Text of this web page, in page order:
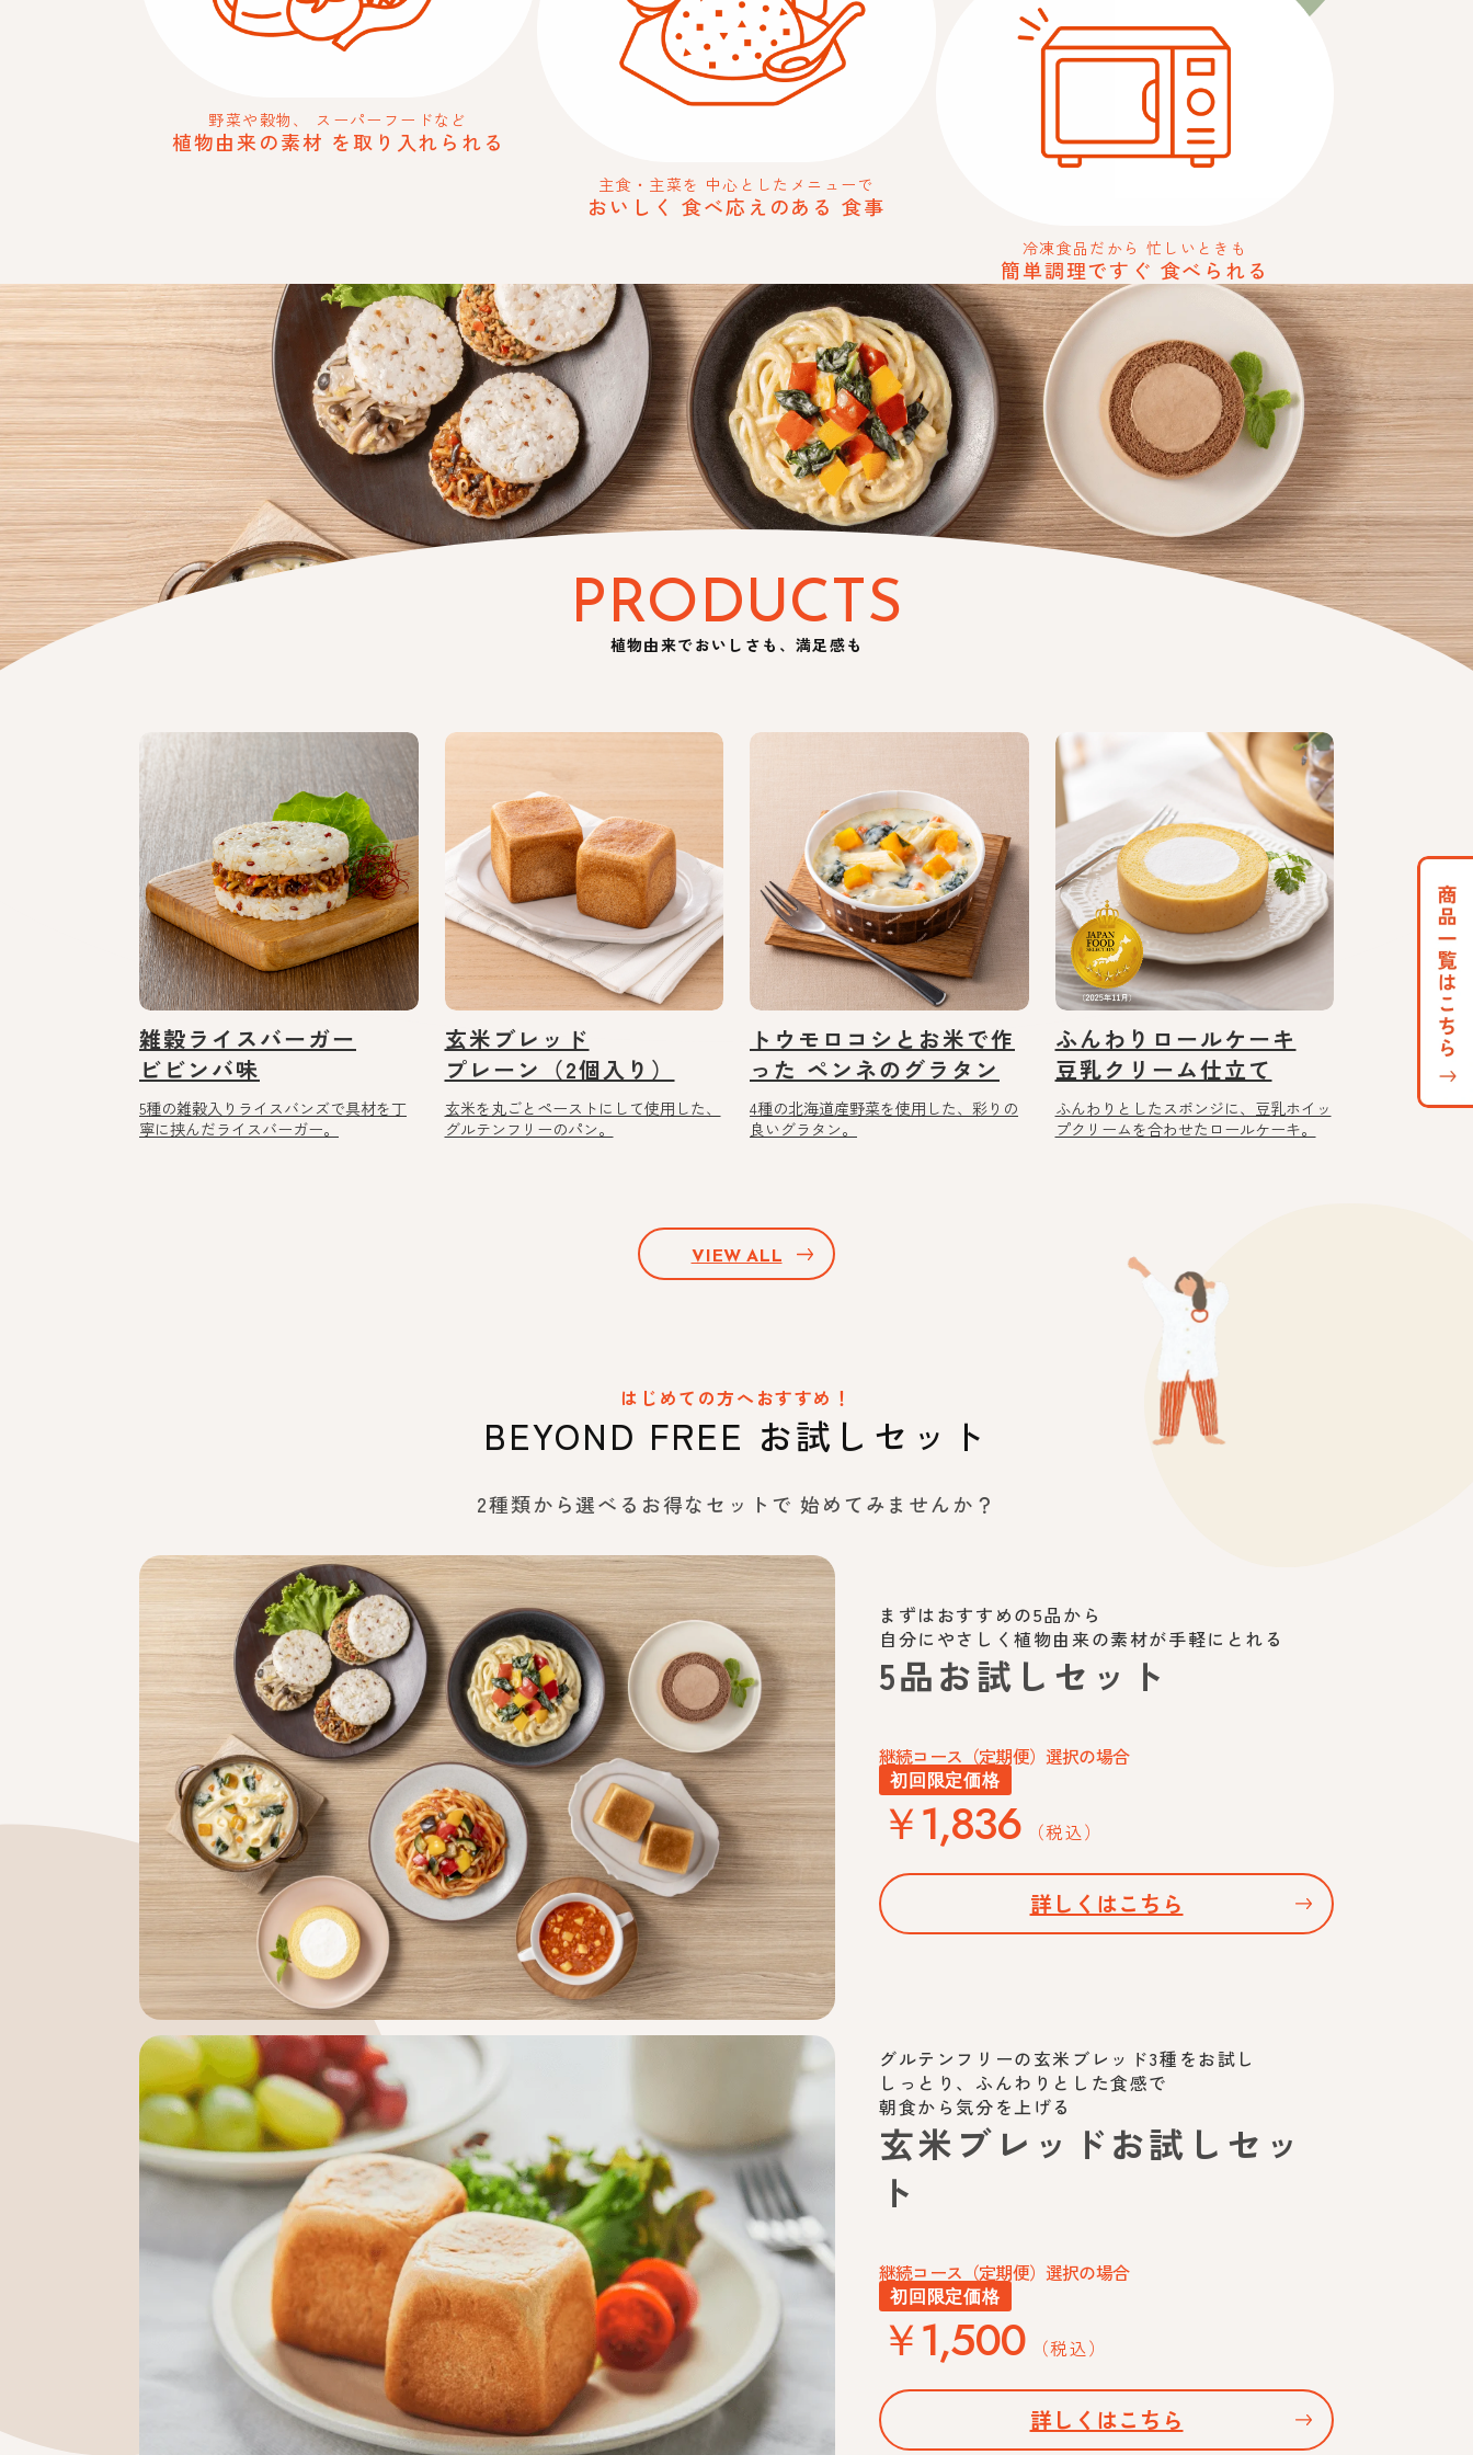
野菜や穀物、 スーパーフードなど
植物由来の素材 を取り入れられる
主食・主菜を 中心としたメニューで
おいしく 食べ応えのある 食事
冷凍食品だから 忙しいときも
簡単調理ですぐ 食べられる
PRODUCTS
植物由来でおいしさも、満足感も
雑穀ライスバーガー
ビビンバ味
5種の雑穀入りライスバンズで具材を丁
寧に挟んだライスバーガー。
玄米ブレッド
プレーン（2個入り）
玄米を丸ごとペーストにして使用した、
グルテンフリーのパン。
トウモロコシとお米で作
った ペンネのグラタン
4種の北海道産野菜を使用した、彩りの
良いグラタン。
ふんわりロールケーキ
豆乳クリーム仕立て
ふんわりとしたスポンジに、豆乳ホイッ
プクリームを合わせたロールケーキ。
VIEW ALL
はじめての方へおすすめ！
BEYOND FREE お試しセット
2種類から選べるお得なセットで 始めてみませんか？
まずはおすすめの5品から
自分にやさしく植物由来の素材が手軽にとれる
5品お試しセット
継続コース（定期便）選択の場合
初回限定価格
￥1,836 （税込）
詳しくはこちら
グルテンフリーの玄米ブレッド3種をお試し
しっとり、ふんわりとした食感で
朝食から気分を上げる
玄米ブレッドお試しセッ
ト
継続コース（定期便）選択の場合
初回限定価格
￥1,500 （税込）
詳しくはこちら